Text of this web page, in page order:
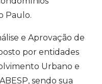
Paulo.
e Aprovação de
por entidades
Urbano e
sendo sua